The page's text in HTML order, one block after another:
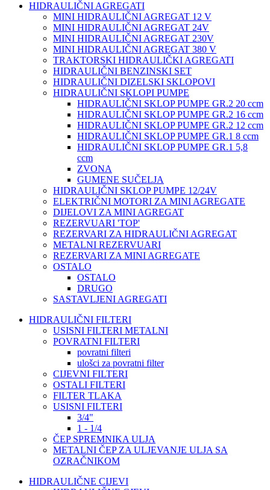
HIDRAULIČNI AGREGATI
MINI HIDRAULIČNI AGREGAT 12 V
MINI HIDRAULIČNI AGREGAT 24V
MINI HIDRAULIČNI AGREGAT 230V
MINI HIDRAULIČNI AGREGAT 380 V
TRAKTORSKI HIDRAULIČKI AGREGATI
HIDRAULIČNI BENZINSKI SET
HIDRAULIČNI DIZELSKI SKLOPOVI
HIDRAULIČNI SKLOPI PUMPE
HIDRAULIČNI SKLOP PUMPE GR.2 20 ccm
HIDRAULIČNI SKLOP PUMPE GR.2 16 ccm
HIDRAULIČNI SKLOP PUMPE GR.2 12 ccm
HIDRAULIČNI SKLOP PUMPE GR.1 8 ccm
HIDRAULIČNI SKLOP PUMPE GR.1 5,8
ccm
ZVONA
GUMENE SUČELJA
HIDRAULIČNI SKLOP PUMPE 12/24V
ELEKTRIČNI MOTORI ZA MINI AGREGATE
DIJELOVI ZA MINI AGREGAT
REZERVUARI 'TOP'
REZERVARI ZA HIDRAULIČNI AGREGAT
METALNI REZERVUARI
REZERVARI ZA MINI AGREGATE
OSTALO
OSTALO
DRUGO
SASTAVLJENI AGREGATI
HIDRAULIČNI FILTERI
USISNI FILTERI METALNI
POVRATNI FILTERI
povratni filteri
ulošci za povratni filter
CIJEVNI FILTERI
OSTALI FILTERI
FILTER TLAKA
USISNI FILTERI
3/4"
1 - 1/4
ČEP SPREMNIKA ULJA
METALNI ČEP ZA ULJEVANJE ULJA SA
OZRAČNIKOM
HIDRAULIČNE CIJEVI